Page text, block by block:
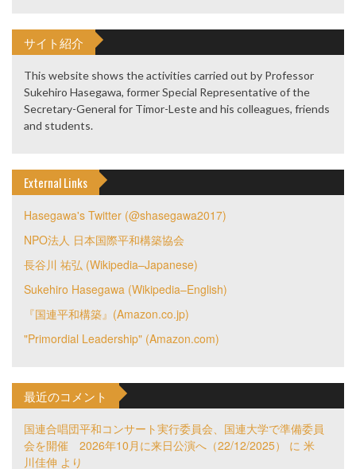
サイト紹介
This website shows the activities carried out by Professor
Sukehiro Hasegawa, former Special Representative of the
Secretary-General for Timor-Leste and his colleagues, friends
and students.
External Links
Hasegawa's Twitter (@shasegawa2017)
NPO法人 日本国際平和構築協会
長谷川 祐弘 (Wikipedia–Japanese)
Sukehiro Hasegawa (Wikipedia–English)
『国連平和構築』(Amazon.co.jp)
"Primordial Leadership" (Amazon.com)
最近のコメント
国連合唱団平和コンサート実行委員会、国連大学で準備委員
会を開催 2026年10月に来日公演へ（22/12/2025）
に 米
川佳伸 より